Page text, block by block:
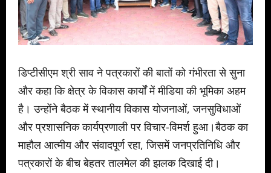
डिप्टीसीएम श्री साव ने पत्रकारों की बातों को गंभीरता से सुना
और कहा कि क्षेत्र के विकास कार्यों में मीडिया की भूमिका अहम
है। उन्होंने बैठक में स्थानीय विकास योजनाओं, जनसुविधाओं
और प्रशासनिक कार्यप्रणाली पर विचार-विमर्श हुआ।बैठक का
माहौल आत्मीय और संवादपूर्ण रहा, जिसमें जनप्रतिनिधि और
पत्रकारों के बीच बेहतर तालमेल की झलक दिखाई दी।